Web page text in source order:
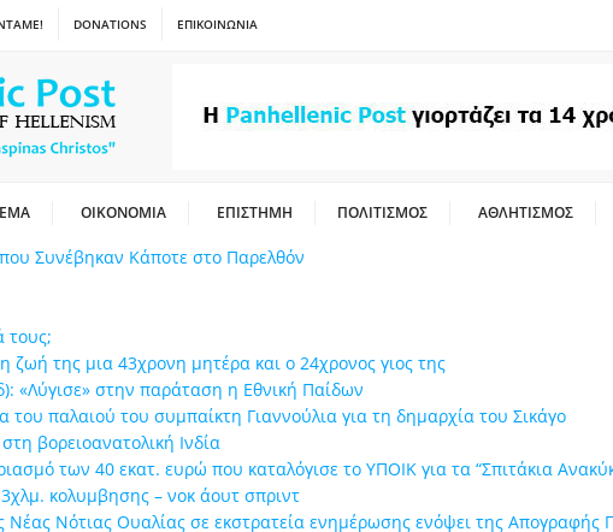
DONATIONS ΕΠΙΚΟΙΝΩΝΙΑ
ΟΙΚΟΝΟΜΙΑ ΕΠΙΣΤΗΜΗ ΠΟΛΙΤΙΣΜΟΣ ΑΘΛΗΤΙΣΜΟΣ
Συνέβηκαν Κάποτε στο Παρελθόν
τους;
ζωή της μια 43χρονη μητέρα και ο 24χρονος γιος της
«Λύγισε» στην παράταση η Εθνική Παίδων
του παλαιού του συμπαίκτη Γιαννούλια για τη δημαρχία του Σικάγο
βορειοανατολική Ινδία
των 40 εκατ. ευρώ που καταλόγισε το ΥΠΟΙΚ για τα “Σπιτάκια
κολυμβησης – νοκ άουτ σπριντ
Νέας Νότιας Ουαλίας σε εκστρατεία ενημέρωσης ενόψει της